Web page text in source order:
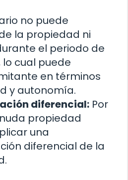
no puede
la propiedad ni
el periodo de
lo cual puede
en términos
y autonomía.
diferencial: Por
propiedad
una
diferencial de la